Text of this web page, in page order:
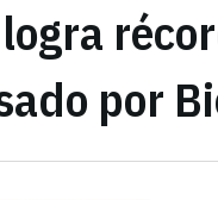
por